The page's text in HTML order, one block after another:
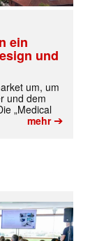
ein
und
um, um
und dem
„Medical
mehr➔